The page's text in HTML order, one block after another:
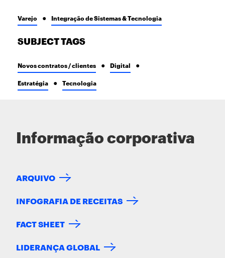
Varejo Integração de Sistemas & Tecnologia
SUBJECT TAGS
Novos contratos / clientes Digital
Estratégia Tecnologia
Informação corporativa
ARQUIVO
INFOGRAFIA DE RECEITAS
FACT SHEET
LIDERANÇA GLOBAL